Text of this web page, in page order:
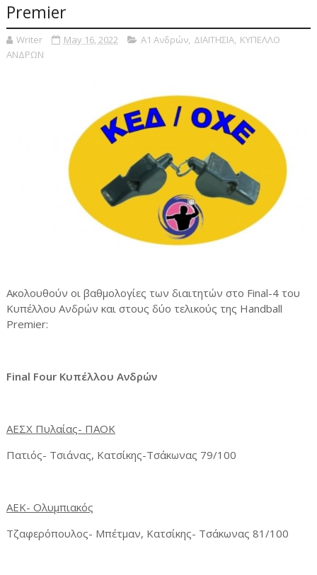
Premier
Writer May 16, 2022 Α1 Ανδρών, ΔΙΑΙΤΗΣΙΑ, ΚΥΠΕΛΛΟ
ΑΝΔΡΩΝ
Ακολουθούν οι βαθμολογίες των διαιτητών στο Final-4 του
Κυπέλλου Ανδρών και στους δύο τελικούς της Handball
Premier:
Final Four Κυπέλλου Ανδρών
ΑΕΣΧ Πυλαίας- ΠΑΟΚ
Πατιός- Τσιάνας, Κατσίκης-Τσάκωνας 79/100
ΑΕΚ- Ολυμπιακός
Τζαφερόπουλος- Μπέτμαν, Κατσίκης- Τσάκωνας 81/100